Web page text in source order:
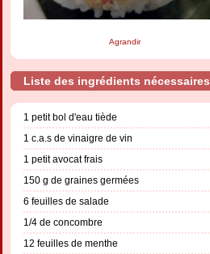
Agrandir
Liste des ingrédients nécessaires
1 petit bol d'eau tiède
1 c.a.s de vinaigre de vin
1 petit avocat frais
150 g de graines germées
6 feuilles de salade
1/4 de concombre
12 feuilles de menthe